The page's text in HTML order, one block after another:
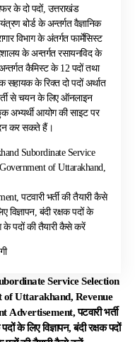
के दो पदों, उत्तराखंड
बोर्ड के अन्तर्गत वैज्ञानिक
विभाग के अंतर्गत फार्मेसिस्ट
के अन्तर्गत रसायनविद के
कैमिस्ट के 12 पदों तथा
के रिक्त दो पदों अर्थात
से चयन के लिए ऑनलाइन
अभ्यर्थी आयोग की साइट पर
कर सकते हैं।
Subordinate Service
of Uttarakhand,
पटवारी भर्ती की तैयारी कैसे
विज्ञापन, बंदी रक्षक पदों के
के पदों की तैयारी कैसे करें
Service Selection
Uttarakhand, Revenue
Advertisement, पटवारी भर्ती
के लिए विज्ञापन, बंदी रक्षक पदों